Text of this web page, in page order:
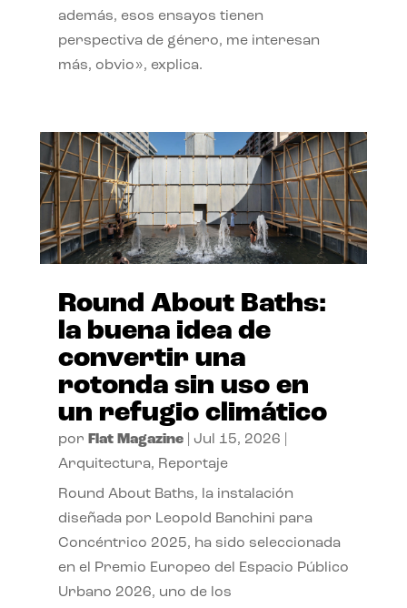
además, esos ensayos tienen
perspectiva de género, me interesan
más, obvio», explica.
Round About Baths:
la buena idea de
convertir una
rotonda sin uso en
un refugio climático
por Flat Magazine| Jul 15, 2026
Arquitectura, Reportaje
Round About Baths, la instalación
diseñada por Leopold Banchini para
Concéntrico 2025, ha sido seleccionada
en el Premio Europeo del Espacio Público
Urbano 2026, uno de los